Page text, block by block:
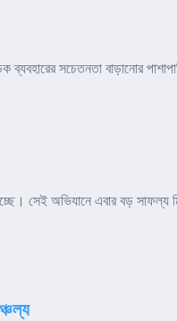
সচেতনতা বাড়ানোর
সেই অভিযানে এবার বড়